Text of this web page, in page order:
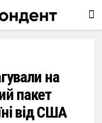
на
пакет
від США